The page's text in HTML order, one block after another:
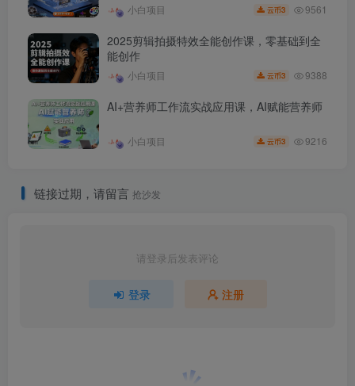
小白项目 云币3 9561
2025剪辑拍摄特效全能创作课，零基础到全
能创作
小白项目 云币3 9388
AI+营养师工作流实战应用课，AI赋能营养师
小白项目 云币3 9216
链接过期，请留言 抢沙发
请登录后发表评论
登录 注册